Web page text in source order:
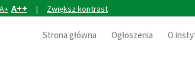
A+ A++ | Zwiększ kontrast
Strona główna Ogłoszenia O